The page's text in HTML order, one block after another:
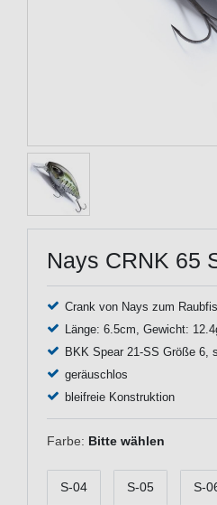
Nays CRNK 65
Crank von Nays zum
Länge: 6.5cm, Gewicht:
BKK Spear 21-SS Größe 6,
geräuschlos
bleifreie Konstruktion
Farbe: Bitte wählen
S-04 S-05 S-